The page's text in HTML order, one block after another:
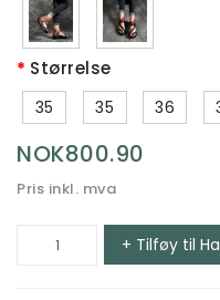
Størrelse
35 35 36
NOK800.90
Pris inkl. mva
+ Tilføy til